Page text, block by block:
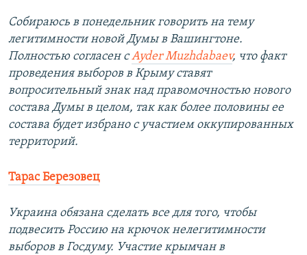
Собираюсь в понедельник говорить на тему
легитимности новой Думы в Вашингтоне.
Полностью согласен cAyder Muzhdabaev, что факт
проведения выборов в Крыму ставят
вопросительный знак над правомочностью нового
состава Думы в целом, так как более половины ее
состава будет избрано с участием оккупированных
территорий.
Тарас Березовец
Украина обязана сделать все для того, чтобы
подвесить Россию на крючок нелегитимности
выборов в Госдуму. Участие крымчан в